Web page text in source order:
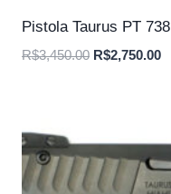
Pistola Taurus PT
R$3,450.00 O
R$2,750.00O